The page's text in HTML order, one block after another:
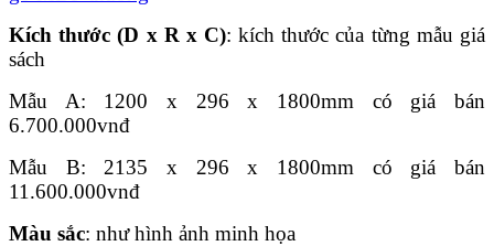
Kích thước (D x R x C): kích thước của từng mẫu giá
sách
Mẫu A: 1200 x 296 x 1800mm có giá bán
6.700.000vnđ
Mẫu B: 2135 x 296 x 1800mm có giá bán
11.600.000vnđ
Màu sắc: như hình ảnh minh họa